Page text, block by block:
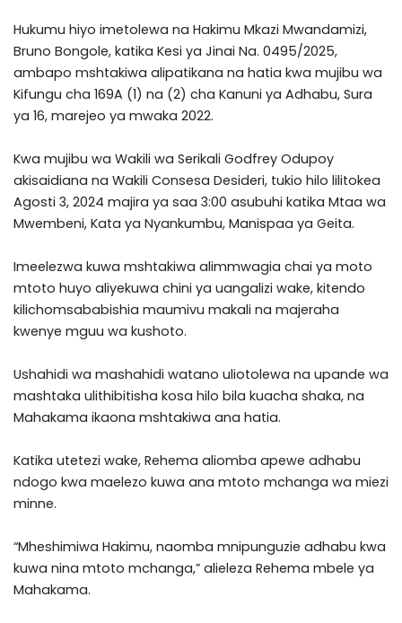
Hukumu hiyo imetolewa na Hakimu Mkazi Mwandamizi,
Bruno Bongole, katika Kesi ya Jinai Na. 0495/2025,
ambapo mshtakiwa alipatikana na hatia kwa mujibu wa
Kifungu cha 169A (1) na (2) cha Kanuni ya Adhabu, Sura
ya 16, marejeo ya mwaka 2022.
Kwa mujibu wa Wakili wa Serikali Godfrey Odupoy
akisaidiana na Wakili Consesa Desideri, tukio hilo lilitokea
Agosti 3, 2024 majira ya saa 3:00 asubuhi katika Mtaa wa
Mwembeni, Kata ya Nyankumbu, Manispaa ya Geita.
Imeelezwa kuwa mshtakiwa alimmwagia chai ya moto
mtoto huyo aliyekuwa chini ya uangalizi wake, kitendo
kilichomsababishia maumivu makali na majeraha
kwenye mguu wa kushoto.
Ushahidi wa mashahidi watano uliotolewa na upande wa
mashtaka ulithibitisha kosa hilo bila kuacha shaka, na
Mahakama ikaona mshtakiwa ana hatia.
Katika utetezi wake, Rehema aliomba apewe adhabu
ndogo kwa maelezo kuwa ana mtoto mchanga wa miezi
minne.
“Mheshimiwa Hakimu, naomba mnipunguzie adhabu kwa
kuwa nina mtoto mchanga,” alieleza Rehema mbele ya
Mahakama.